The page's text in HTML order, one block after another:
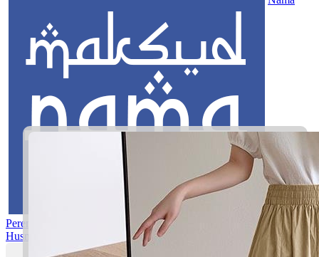
Perempuan Nama Gabungan Nama RasulAsma’ul
Husna